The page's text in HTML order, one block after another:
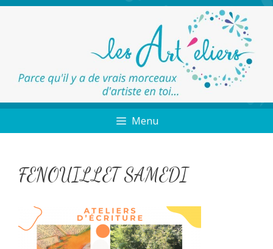
Menu
FENOUILLET SAMEDI